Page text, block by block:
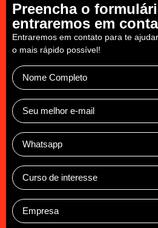
Preencha o
entraremos em
Entraremos em contato para te
o mais rápido possível!